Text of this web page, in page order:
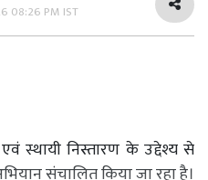
08:26 PM IST
एवं स्थायी निस्तारण के उद्देश्य से
संचालित किया जा रहा है।